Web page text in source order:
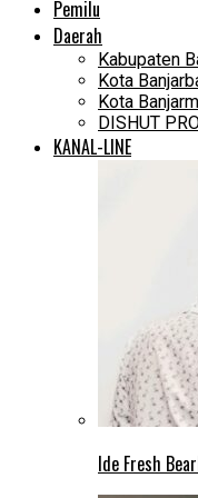
Pemilu
Daerah
Kabupaten
Kota
Kota
DISHUT
KANAL-LINE
Ide Fresh